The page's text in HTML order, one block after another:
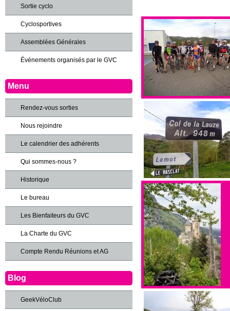
Sortie cyclo
Cyclosportives
Assemblées Générales
Événements organisés par le GVC
Menu
Rendez-vous sorties
Nous rejoindre
Le calendrier des adhérents
Qui sommes-nous ?
Historique
Le bureau
Les Bienfaiteurs du GVC
La Charte du GVC
Compte Rendu Réunions et AG
Blog
GeekVéloClub